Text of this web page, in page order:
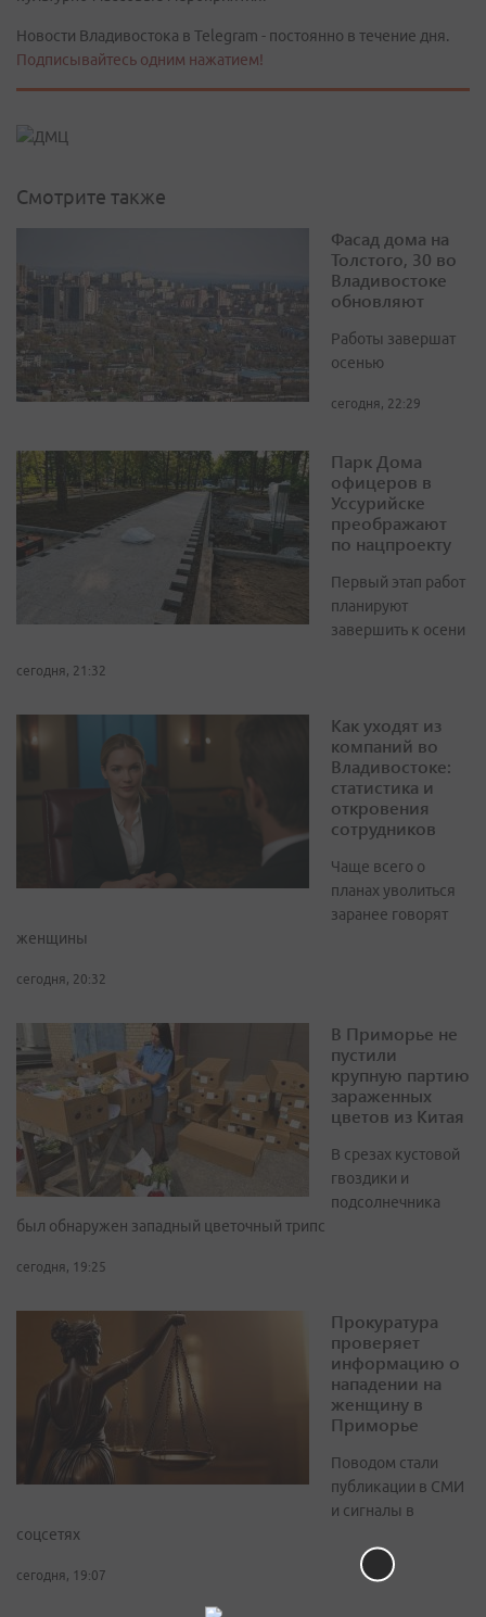
Новости Владивостока в Telegram - постоянно в течение дня.
Подписывайтесь одним нажатием!
Смотрите также
Фасад дома на
Толстого, 30 во
Владивостоке
обновляют
Работы завершат
осенью
сегодня, 22:29
Парк Дома
офицеров в
Уссурийске
преображают
по нацпроекту
Первый этап работ
планируют
завершить к осени
сегодня, 21:32
Как уходят из
компаний во
Владивостоке:
статистика и
откровения
сотрудников
Чаще всего о
планах уволиться
заранее говорят
женщины
сегодня, 20:32
В Приморье не
пустили
крупную партию
зараженных
цветов из Китая
В срезах кустовой
гвоздики и
подсолнечника
был обнаружен западный цветочный трипс
сегодня, 19:25
Прокуратура
проверяет
информацию о
нападении на
женщину в
Приморье
Поводом стали
публикации в СМИ
и сигналы в
соцсетях
сегодня, 19:07